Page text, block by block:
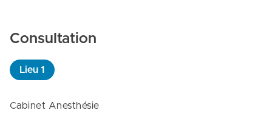
Consultation
Lieu 1
Cabinet Anesthésie